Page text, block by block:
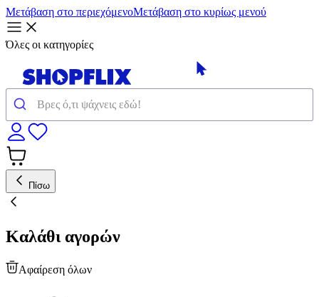
Μετάβαση στο περιεχόμενοΜετάβαση στο κυρίως μενού
Όλες οι κατηγορίες
Πίσω
Καλάθι αγορών
Αφαίρεση όλων